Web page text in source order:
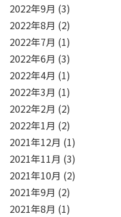
2022年9月 (3)
2022年8月 (2)
2022年7月 (1)
2022年6月 (3)
2022年4月 (1)
2022年3月 (1)
2022年2月 (2)
2022年1月 (2)
2021年12月 (1)
2021年11月 (3)
2021年10月 (2)
2021年9月 (2)
2021年8月 (1)